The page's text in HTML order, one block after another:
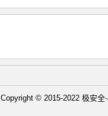
Copyright © 2015-2022 极安